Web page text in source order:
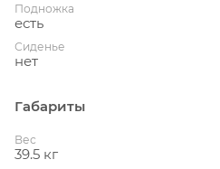
Подножка
есть
Сиденье
нет
Габариты
Вес
39.5 кг